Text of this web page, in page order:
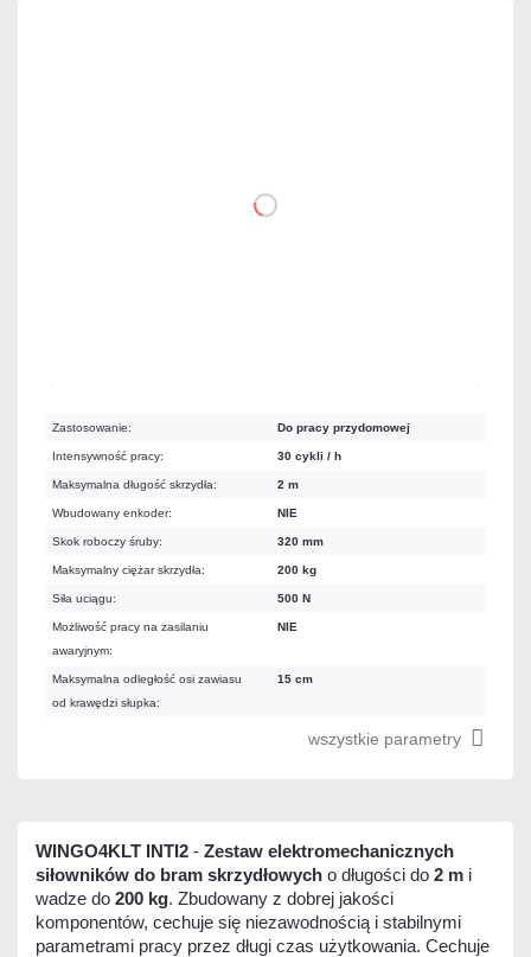
Zastosowanie: Do pracy przydomowej
Intensywność pracy: 30 cykli / h
Maksymalna długość skrzydła: 2 m
Wbudowany enkoder: NIE
Skok roboczy śruby: 320 mm
Maksymalny ciężar skrzydła: 200 kg
Siła uciągu: 500 N
Możliwość pracy na zasilaniu
awaryjnym:
NIE
Maksymalna odległość osi zawiasu
od krawędzi słupka:
15 cm
wszystkie parametry
WINGO4KLT INTI2 - Zestaw elektromechanicznych
siłowników do bram skrzydłowych o długości do 2 m i
wadze do 200 kg. Zbudowany z dobrej jakości
komponentów, cechuje się niezawodnością i stabilnymi
parametrami pracy przez długi czas użytkowania. Cechuje